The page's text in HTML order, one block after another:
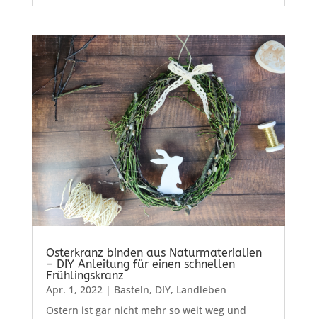
Osterkranz binden aus Naturmaterialien
– DIY Anleitung für einen schnellen
Frühlingskranz
Apr. 1, 2022| Basteln, DIY, Landleben
Ostern ist gar nicht mehr so weit weg und